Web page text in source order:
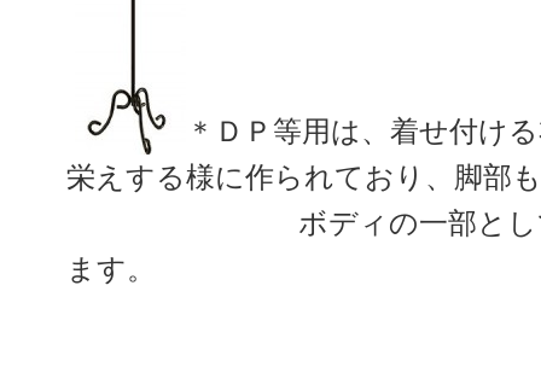
＊ＤＰ等用は、着せ付け
栄えする様に作られており、脚部も
ボディの一部としてこ
ます。